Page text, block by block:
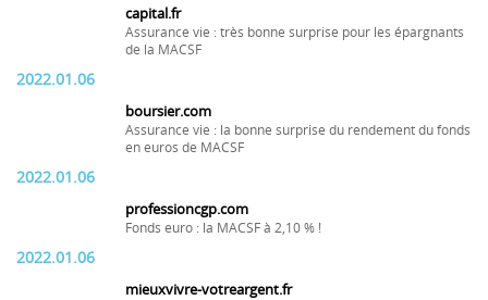
capital.fr
Assurance vie : très bonne surprise pour les épargnants
de la MACSF
2022.01.06
boursier.com
Assurance vie : la bonne surprise du rendement du fonds
en euros de MACSF
2022.01.06
professioncgp.com
Fonds euro : la MACSF à 2,10 % !
2022.01.06
mieuxvivre-votreargent.fr